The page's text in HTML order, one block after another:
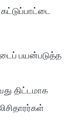
பயன்படுத்த
திட்டமாக